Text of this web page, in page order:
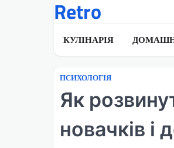
Retro
КУЛІНАРІЯ
ПСИХОЛОГІЯ
Як
новачків і